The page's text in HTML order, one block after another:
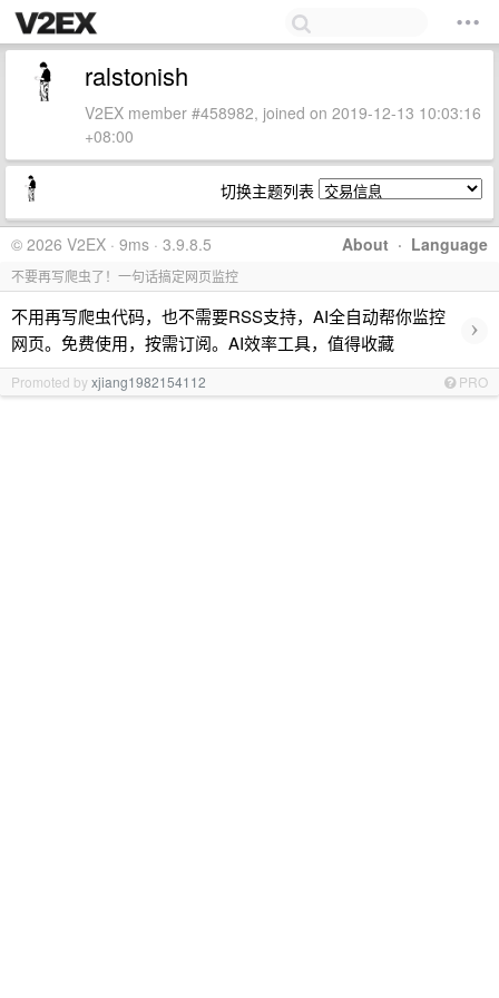
ralstonish
V2EX member #458982, joined on 2019-12-13 10:03:16
+08:00
切换主题列表
About · Language
© 2026 V2EX · 9ms · 3.9.8.5
不要再写爬虫了！一句话搞定网页监控
不用再写爬虫代码，也不需要RSS支持，AI全自动帮你监控
网页。免费使用，按需订阅。AI效率工具，值得收藏
›
Promoted byxjiang1982154112 PRO